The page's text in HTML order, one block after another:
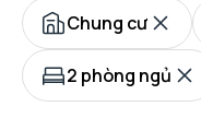
Chung cư
2 phòng ngủ